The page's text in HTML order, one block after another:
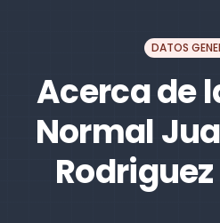
DATOS
Acerca de
Normal